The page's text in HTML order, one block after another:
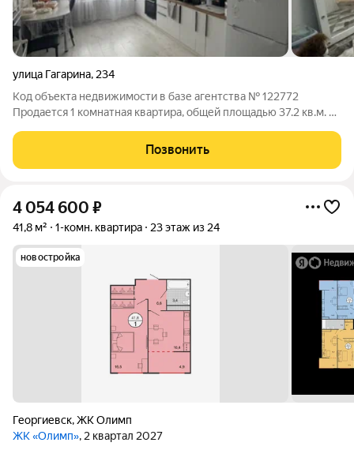
улица Гагарина, 234
Код объекта недвижимости в базе агентства № 122772
Продается 1 комнатная квартира, общей площадью 37.2 кв.м. В
встроенная мебель. Очень уютная и просторная. Остаётся вся
мебель и техника. Квартира
Позвонить
4 054 600 ₽
41,8 м² 1-комн. квартира 23 этаж из 24
новостройка
Георгиевск,ЖК Олимп
ЖК «Олимп», 2 квартал 2027